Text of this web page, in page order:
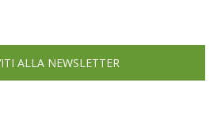
ALLA NEWSLETTER